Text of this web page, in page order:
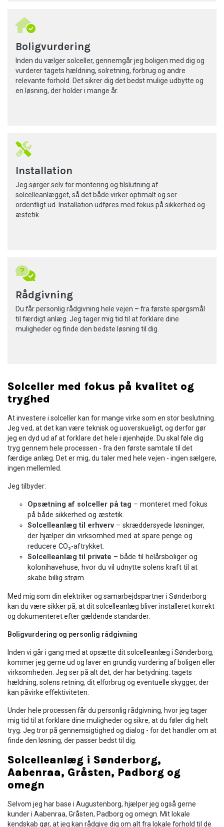
Installation
Jeg sørger selv for montering og tilslutning af
solcelleanlægget, så det både virker optimalt og ser
ordentligt ud. Installation udføres med fokus på sikkerhed og
æstetik.
Rådgivning
Du får personlig rådgivning hele vejen – fra første spørgsmål
til færdigt anlæg. Jeg tager mig tid til at forklare dine
muligheder og finde den bedste løsning til dig.
Boligvurdering
Inden du vælger solceller, gennemgår jeg boligen med dig og
vurderer tagets hældning, solretning, forbrug og andre
relevante forhold. Det sikrer dig det bedst mulige udbytte og
en løsning, der holder i mange år.
Solceller med fokus på kvalitet og
tryghed
At investere i solceller kan for mange virke som en stor beslutning.
Jeg ved, at det kan være teknisk og uoverskueligt, og derfor gør
jeg en dyd ud af at forklare det hele i øjenhøjde. Du skal føle dig
tryg gennem hele processen - fra den første samtale til det
færdige anlæg. Det er mig, du taler med hele vejen - ingen sælgere,
ingen mellemled.
Jeg tilbyder:
Opsætning af solceller på tag – monteret med fokus
på både sikkerhed og æstetik.
Solcelleanlæg til erhverv – skræddersyede løsninger,
der hjælper din virksomhed med at spare penge og
reducere CO₂-aftrykket.
Solcelleanlæg til private – både til helårsboliger og
kolonihavehuse, hvor du vil udnytte solens kraft til at
skabe billig strøm.
Med mig som din elektriker og samarbejdspartner i Sønderborg
kan du være sikker på, at dit solcelleanlæg bliver installeret korrekt
og dokumenteret efter gældende standarder.
Boligvurdering og personlig rådgivning
Inden vi går i gang med at opsætte dit solcelleanlæg i Sønderborg,
kommer jeg gerne ud og laver en grundig vurdering af boligen eller
virksomheden. Jeg ser på alt det, der har betydning: tagets
hældning, solens retning, dit elforbrug og eventuelle skygger, der
kan påvirke effektiviteten.
Under hele processen får du personlig rådgivning, hvor jeg tager
mig tid til at forklare dine muligheder og sikre, at du føler dig helt
tryg. Jeg tror på gennemsigtighed og dialog - for det handler om at
finde den løsning, der passer bedst til dig.
Solcelleanlæg i Sønderborg,
Aabenraa, Gråsten, Padborg og
omegn
Selvom jeg har base i Augustenborg, hjælper jeg også gerne
kunder i Aabenraa, Gråsten, Padborg og omegn. Mit lokale
kendskab gør, at jeg kan rådgive dig om alt fra lokale forhold til de